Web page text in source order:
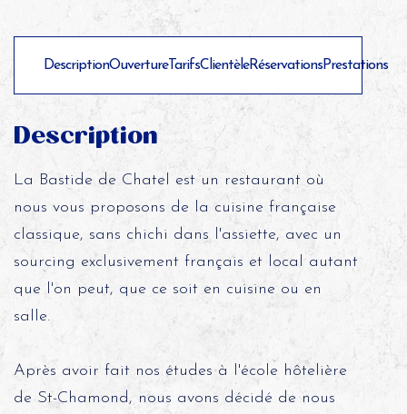
DescriptionOuvertureTarifsClientèleRéservationsPrestations
Description
La Bastide de Chatel est un restaurant où
nous vous proposons de la cuisine française
classique, sans chichi dans l'assiette, avec un
sourcing exclusivement français et local autant
que l'on peut, que ce soit en cuisine ou en
salle.
Après avoir fait nos études à l'école hôtelière
de St-Chamond, nous avons décidé de nous